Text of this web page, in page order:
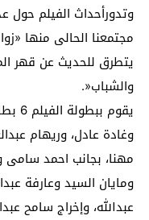
وتدورأحداث الفيلم حول
مجتمعنا الحالى منها
يتطرق للحديث عن قهر
والشباب«.
وغادة عادل، وريهام
مهنا، بجانب احمد
ومايان السيد وعارفة
عبدالله، وإخراج سامح